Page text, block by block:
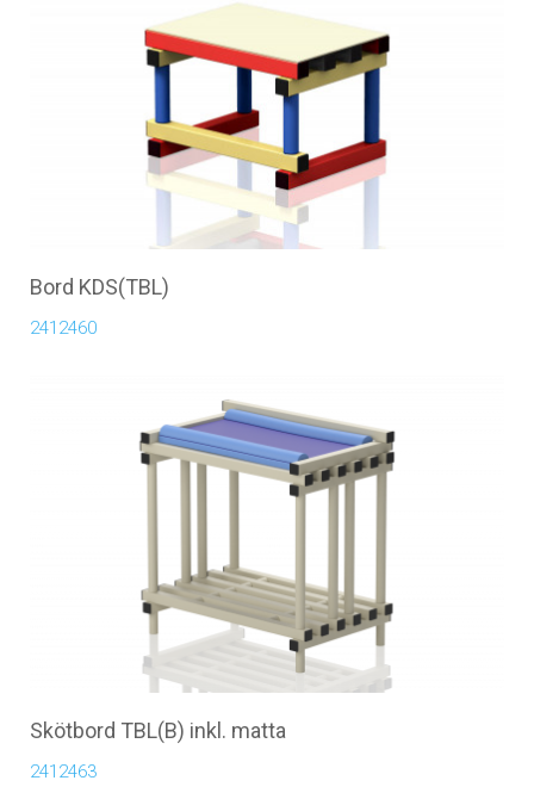
Bord KDS(TBL)
2412460
Skötbord TBL(B) inkl. matta
2412463